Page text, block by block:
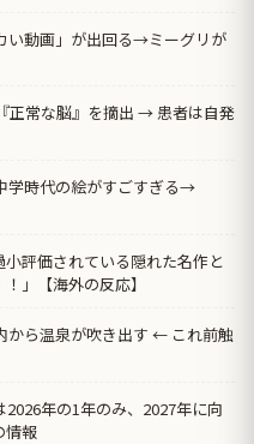
い動画」が出回る→ミーグリが
正常な脳』を摘出 → 患者は自発
学時代の絵がすごすぎる→
評価されている隠れた名作と
」【海外の反応】
から温泉が吹き出す ← これ前触
年の1年のみ、2027年に向
情報